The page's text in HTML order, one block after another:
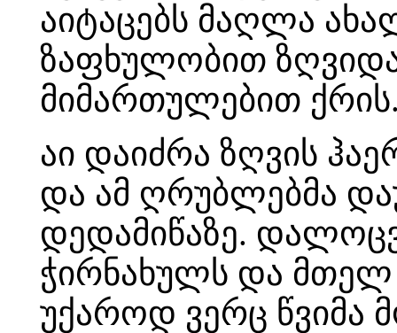
აიტაცებს მაღლა
ზაფხულობით
მიმართულებით
აი დაიძრა ზღვის
და ამ ღრუბლებმა
დედამიწაზე.
ჭირნახულს და მთელ
უქაროდ ვერც წვიმა